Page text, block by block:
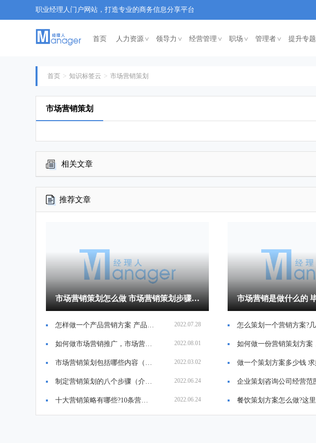
职业经理人门户网站，打造专业的商务信息分享平台
首页 人力资源< 领导力 < 经营管理< 职场< 管理者< 提升专题
首页 知识标签云 市场营销策划
市场营销策划
相关文章
推荐文章
市场营销策划怎么做 市场营销策划步骤和方法（精选）
怎样做一个产品营销方案 产品营销方案策划模板6篇 2022.07.28
如何做市场营销推广，市场营销方案范文大全 2022.08.01
市场营销策划包括哪些内容（市场营销策划的目标与要素） 2022.03.02
制定营销策划的八个步骤（介绍市场营销策划的8个步骤） 2022.06.24
十大营销策略有哪些?10条营销干货,建议收藏 2022.06.24